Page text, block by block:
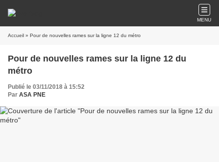
MENU
Accueil » Pour de nouvelles rames sur la ligne 12 du métro
Pour de nouvelles rames sur la ligne 12 du
métro
Publié le 03/11/2018 à 15:52
Par ASA PNE